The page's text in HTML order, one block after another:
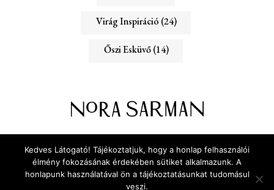
Virág Inspiráció (24)
Őszi Esküvő(14)
KAPCSOLAT
Kedves Látogató! Tájékoztatjuk, hogy a honlap felhasználói
élmény fokozásának érdekében sütiket alkalmazunk. A
honlapunk használatával ön a tájékoztatásunkat tudomásul
veszi.